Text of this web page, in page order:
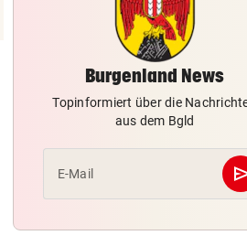
Das ist bisher über die
Sprengstoff-Drohne bekannt
JAHRELANG GEJAGT vor 2
Neuseelands tödlichste
„Nine Lives“ erlegt
vor
Russische Kanäle haben
Krise verstärkt
Burgenland News
Topinformiert über die
aus dem Bgld
E-Mail